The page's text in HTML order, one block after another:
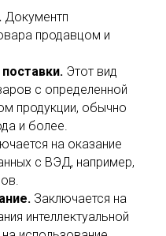
Документп
продавцом и
Этот вид
с определенной
продукции, обычно
и более.
на оказание
с ВЭД, например,
Заключается на
интеллектуальной